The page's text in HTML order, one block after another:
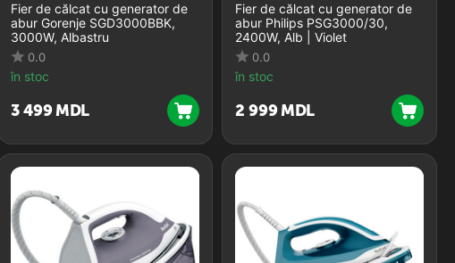
Fier de călcat cu generator de
abur Gorenje SGD3000BBK,
3000W, Albastru
0.0
în stoc
3 499 MDL
Fier de călcat cu generator de
abur Philips PSG3000/30,
2400W, Alb | Violet
0.0
în stoc
2 999 MDL